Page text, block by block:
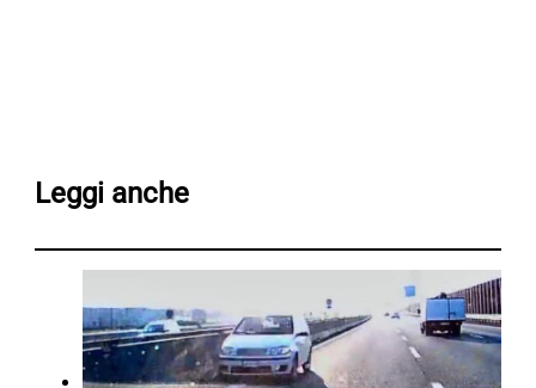
Leggi anche